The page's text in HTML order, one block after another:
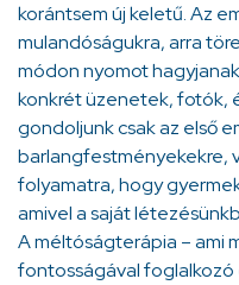
korántsem új keletű. Az
mulandóságukra, arra
módon nyomot
konkrét üzenetek, fotók,
gondoljunk csak az első
barlangfestményekekre,
folyamatra, hogy
amivel a saját
A méltóságterápia – ami
fontosságával